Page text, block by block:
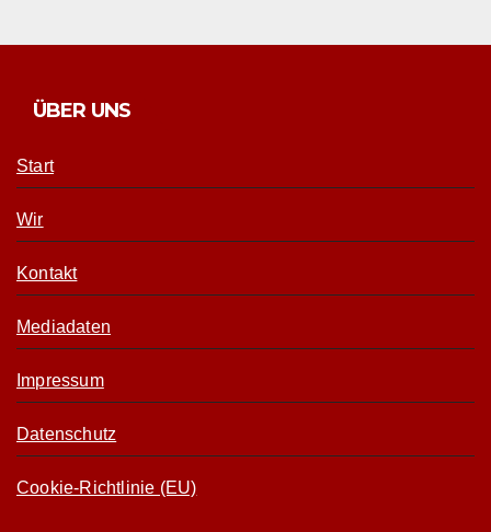
ÜBER UNS
Start
Wir
Kontakt
Mediadaten
Impressum
Datenschutz
Cookie-Richtlinie (EU)